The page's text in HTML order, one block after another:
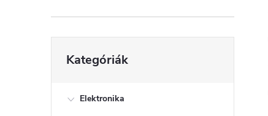
l
sátugrása
Kategóriák
Elektronika